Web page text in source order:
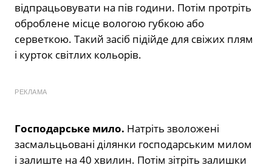
відпрацьовувати на пів години. Потім протріть
оброблене місце вологою губкою або
серветкою. Такий засіб підійде для свіжих плям
і курток світлих кольорів.
РЕКЛАМА
Господарське мило. Натріть зволожені
засмальцьовані ділянки господарським милом
і залиште на 40 хвилин. Потім зітріть залишки